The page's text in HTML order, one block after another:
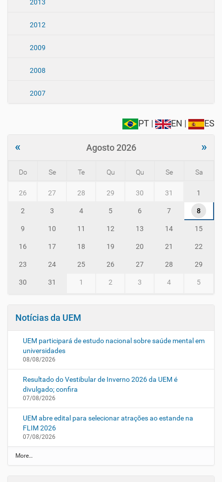
2013
2012
2009
2008
2007
PT | EN | ES
« Agosto 2026 »
Do Se Te Qu Qu Se Sa
26 27 28 29 30 31 1
2 3 4 5 6 7 8
9 10 11 12 13 14 15
16 17 18 19 20 21 22
23 24 25 26 27 28 29
30 31 1 2 3 4 5
Notícias da UEM
UEM participará de estudo nacional sobre saúde mental em
universidades
08/08/2026
Resultado do Vestibular de Inverno 2026 da UEM é
divulgado; confira
07/08/2026
UEM abre edital para selecionar atrações ao estande na
FLIM 2026
07/08/2026
N
o
More…